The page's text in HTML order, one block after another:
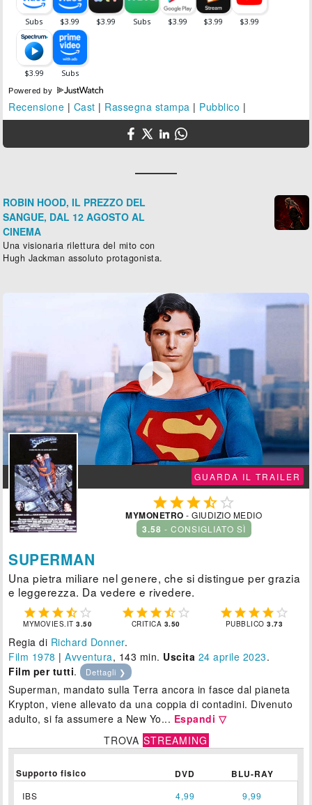
Powered by
Recensione | Cast | Rassegna stampa | Pubblico |
ROBIN HOOD, IL PREZZO DEL
SANGUE, DAL 12 AGOSTO AL
CINEMA
Una visionaria rilettura del mito con
Hugh Jackman assoluto protagonista.

GUARDA IL TRAILER
 
MYMONETRO - GIUDIZIO MEDIO
3.58 - CONSIGLIATO SÌ
SUPERMAN
Una pietra miliare nel genere, che si distingue per grazia
e leggerezza. Da vedere e rivedere.
    
MYMOVIES.IT3.50
    
CRITICA 3.50
    
PUBBLICO3.73
Regia di Richard Donner.
Film 1978 |Avventura, 143 min. Uscita 24 aprile 2023.
Film per tutti. Dettagli ❯
Superman, mandato sulla Terra ancora in fasce dal pianeta
Krypton, viene allevato da una coppia di contadini. Divenuto
adulto, si fa assumere a New Yo... Espandi ▽
TROVA STREAMING
Supporto fisico DVD BLU-RAY
IBS 4,99 9,99